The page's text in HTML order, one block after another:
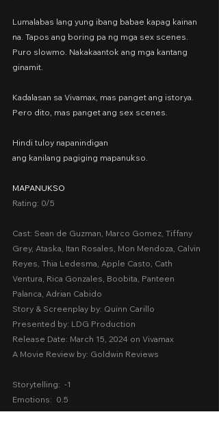
Lumalabas lang yung ibang babae kapag kainan
na. Tapos ang boring pa ng mga sex scenes.
Puro slowmo. Nakakaantok ang mga kantang
ginamit.
Kadalasan sa Vivamax, mas panget ang istorya.
Pero dito, mas panget ang sex scenes.
Hindi tuloy napanindigan
ang kanilang pagiging mapanukso.
MAPANUKSO
Rating: 0/5
Cast: Sean de Guzman, Marco Gomez, Tiffany
Grey, Ataska, Itan Rosales, Mon Mendoza, Calvin
Reyes, Thia Ledesma, Apple Casto, Cath
Ventura, Rica Gonzales, Boobita, Panteen
Palanca, Adrian Cabido
Story & Screenplay by: Quinn Carillo
Presented by: LDG Production
Release Date: March 15, 2024 on Vivamax
A Movie Review by: Goldwin Reviews
Storytelling:  -1
Emotions:  0.5
Screenplay:  1